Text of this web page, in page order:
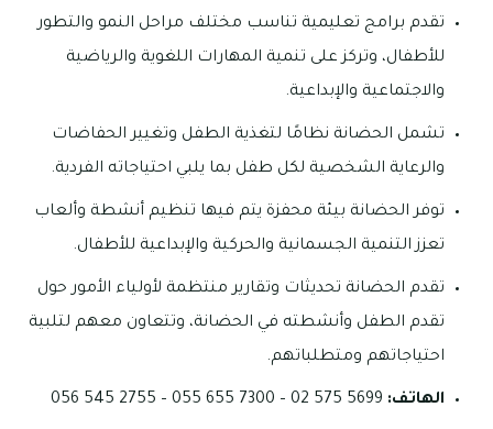
تقدم برامج تعليمية تناسب مختلف مراحل النمو والتطور
للأطفال، وتركز على تنمية المهارات اللغوية والرياضية
والاجتماعية والإبداعية.
تشمل الحضانة نظامًا لتغذية الطفل وتغيير الحفاضات
والرعاية الشخصية لكل طفل بما يلبي احتياجاته الفردية.
توفر الحضانة بيئة محفزة يتم فيها تنظيم أنشطة وألعاب
تعزز التنمية الجسمانية والحركية والإبداعية للأطفال.
تقدم الحضانة تحديثات وتقارير منتظمة لأولياء الأمور حول
تقدم الطفل وأنشطته في الحضانة، وتتعاون معهم لتلبية
احتياجاتهم ومتطلباتهم.
الهاتف: